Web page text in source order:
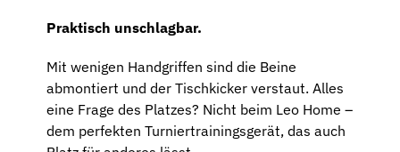
Praktisch unschlagbar.
Mit wenigen Handgriffen sind die Beine
abmontiert und der Tischkicker verstaut. Alles
eine Frage des Platzes? Nicht beim Leo Home –
dem perfekten Turniertrainingsgerät, das auch